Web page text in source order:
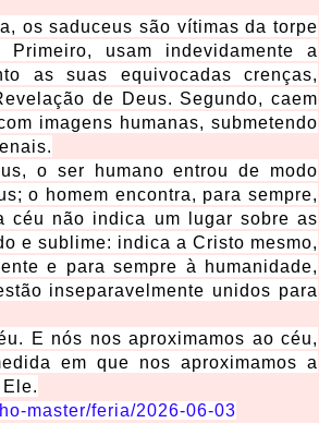
os saduceus são vítimas da torpe
usam indevidamente a
as suas equivocadas crenças,
de Deus. Segundo, caem
imagens humanas, submetendo
o ser humano entrou de modo
o homem encontra, para sempre,
céu não indica um lugar sobre as
e sublime: indica a Cristo mesmo,
e para sempre à humanidade,
inseparavelmente unidos para
E nós nos aproximamos ao céu,
em que nos aproximamos a
master/feria/2026-06-03